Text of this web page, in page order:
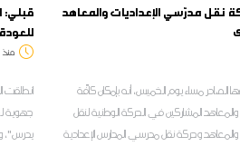
قبلي:
منذ
انطلقت
جهوية
يدرس"،
نقل مدرّسي الإعداديات والمعاهد
الصادر مساء يوم الخميس، أنه بإمكان كافّة
المشاركين في الحركة الوطنية لنقل
وحركة نقل مدرسي المدارس الإعدادية